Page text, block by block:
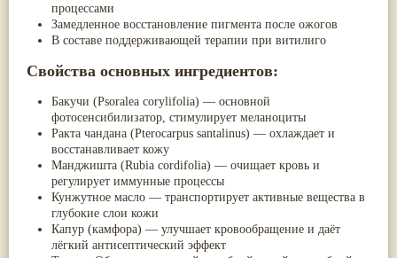
процессами
Замедленное восстановление пигмента после ожогов
В составе поддерживающей терапии при витилиго
Свойства основных ингредиентов:
Бакучи (Psoralea corylifolia) — основной
фотосенсибилизатор, стимулирует меланоциты
Ракта чандана (Pterocarpus santalinus) — охлаждает и
восстанавливает кожу
Манджишта (Rubia cordifolia) — очищает кровь и
регулирует иммунные процессы
Кунжутное масло — транспортирует активные вещества в
глубокие слои кожи
Капур (камфора) — улучшает кровообращение и даёт
лёгкий антисептический эффект